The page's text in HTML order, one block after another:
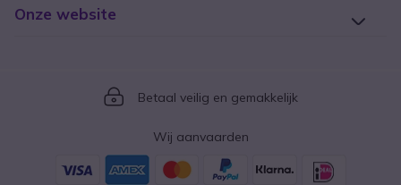
Onze website
Icon
Betaal veilig en gemakkelijk
Wij aanvaarden